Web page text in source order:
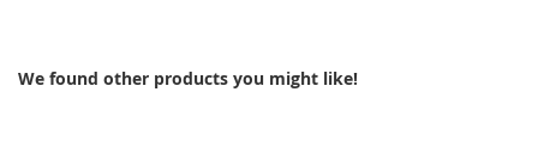
We found other products you might like!